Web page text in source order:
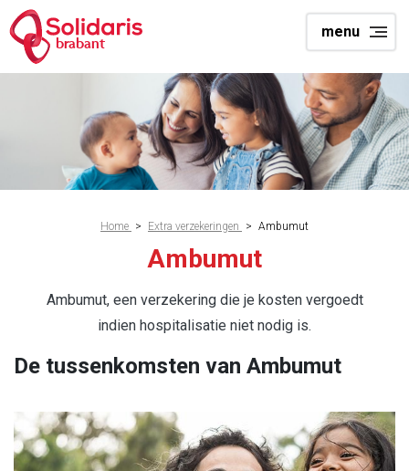
Overslaan
en
menu
brabant
Kruimelpad
Home > Extra verzekeringen > Ambumut
Ambumut
Ambumut, een verzekering die je kosten vergoedt
indien hospitalisatie niet nodig is.
De tussenkomsten van Ambumut